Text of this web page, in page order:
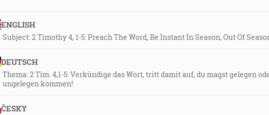
ENGLISH
Subject: 2 Timothy 4, 1-5: Preach The Word, Be Instant In Season, Out Of
DEUTSCH
Thema: 2 Tim. 4,1-5: Verkündige das Wort, tritt damit auf, du magst gelegen
ungelegen kommen!
ČESKY